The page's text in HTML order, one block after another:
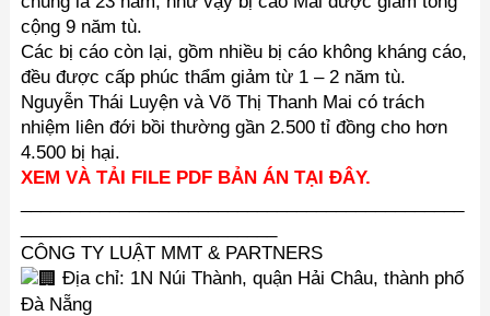
cộng 9 năm tù.
Các bị cáo còn lại, gồm nhiều bị cáo không kháng cáo,
đều được cấp phúc thẩm giảm từ 1 – 2 năm tù.
Nguyễn Thái Luyện và Võ Thị Thanh Mai có trách
nhiệm liên đới bồi thường gần 2.500 tỉ đồng cho hơn
4.500 bị hại.
XEM VÀ TẢI FILE PDF BẢN ÁN TẠI ĐÂY.
CÔNG TY LUẬT MMT & PARTNERS
Địa chỉ: 1N Núi Thành, quận Hải Châu, thành phố
Đà Nẵng